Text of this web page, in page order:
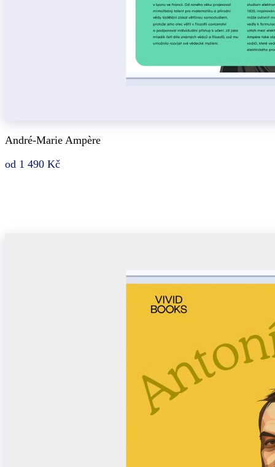
André-Marie Ampère
od 1 490 Kč